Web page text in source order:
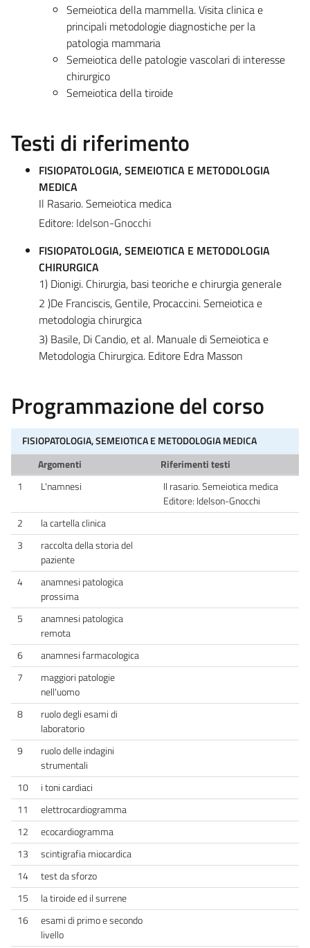
Semeiotica della mammella. Visita clinica e
principali metodologie diagnostiche per la
patologia mammaria
Semeiotica delle patologie vascolari di interesse
chirurgico
Semeiotica della tiroide
Testi di riferimento
FISIOPATOLOGIA, SEMEIOTICA E METODOLOGIA
MEDICA
Il Rasario. Semeiotica medica
Editore: Idelson-Gnocchi
FISIOPATOLOGIA, SEMEIOTICA E METODOLOGIA
CHIRURGICA
1) Dionigi. Chirurgia, basi teoriche e chirurgia generale
2 )De Franciscis, Gentile, Procaccini. Semeiotica e
metodologia chirurgica
3) Basile, Di Candio, et al. Manuale di Semeiotica e
Metodologia Chirurgica. Editore Edra Masson
Programmazione del corso
FISIOPATOLOGIA, SEMEIOTICA E METODOLOGIA MEDICA
Argomenti
Riferimenti testi
1
L'namnesi
Il rasario. Semeiotica medica
Editore: Idelson-Gnocchi
2
la cartella clinica
3
raccolta della storia del
paziente
4
anamnesi patologica
prossima
5
anamnesi patologica
remota
6
anamnesi farmacologica
7
maggiori patologie
nell'uomo
8
ruolo degli esami di
laboratorio
9
ruolo delle indagini
strumentali
10
i toni cardiaci
11
elettrocardiogramma
12
ecocardiogramma
13
scintigrafia miocardica
14
test da sforzo
15
la tiroide ed il surrene
16
esami di primo e secondo
livello